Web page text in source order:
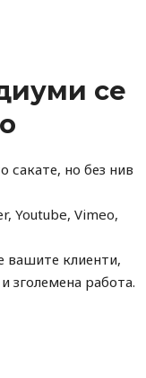
се
сакате, но без нив
Youtube, Vimeo,
вашите клиенти,
зголемена работа.